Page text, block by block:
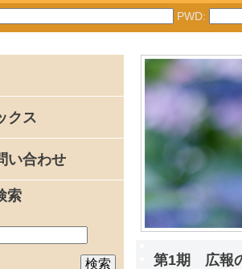
PWD:
第1期 広報
クス
い合わせ
索